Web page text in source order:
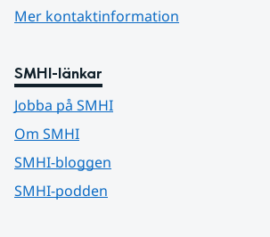
Mer kontaktinformation
SMHI-länkar
Jobba på SMHI
Om SMHI
SMHI-bloggen
SMHI-podden